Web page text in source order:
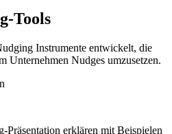
Tools
Instrumente entwickelt, die
Unternehmen Nudges umzusetzen.
erklären mit Beispielen